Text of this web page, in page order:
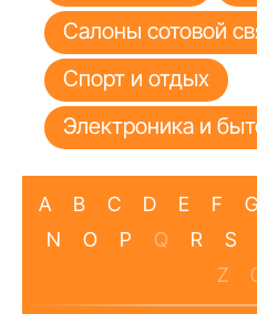
Салоны сотовой
Спорт и отдых
Электроника и
A B C D E F G
N
O P Q R S
Z